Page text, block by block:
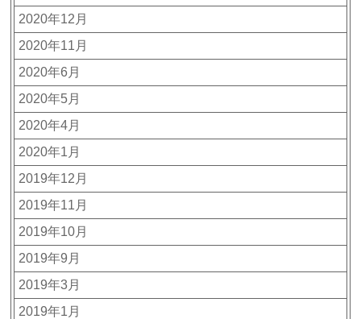
2020年12月
2020年11月
2020年6月
2020年5月
2020年4月
2020年1月
2019年12月
2019年11月
2019年10月
2019年9月
2019年3月
2019年1月